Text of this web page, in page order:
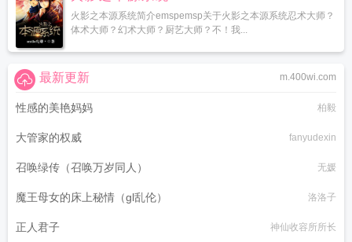
火影之本源系统简介emspemsp关于火影之本源系统忍术大师？
体术大师？幻术大师？厨艺大师？不！我...
m.400wi.com
最新更新
性感的美艳妈妈 柏毅
大管家的权威 fanyudexin
召唤绿传（召唤万岁同人） 无媛
魔王母女的床上秘情（gl乱伦） 洛洛子
正人君子 神仙收容所所长